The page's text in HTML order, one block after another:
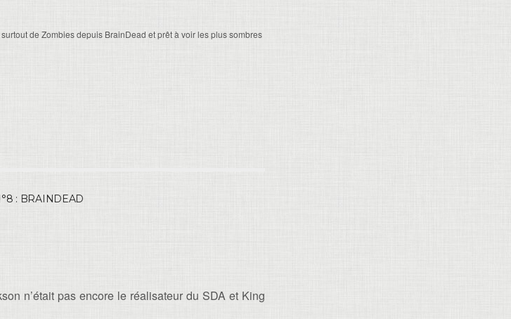
de Zombies depuis BrainDead et prêt à voir les plus sombres
: BRAINDEAD
n’était pas encore le réalisateur du SDA et King